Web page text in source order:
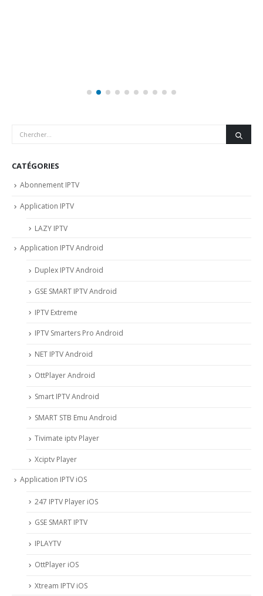
CATÉGORIES
Abonnement IPTV
Application IPTV
LAZY IPTV
Application IPTV Android
Duplex IPTV Android
GSE SMART IPTV Android
IPTV Extreme
IPTV Smarters Pro Android
NET IPTV Android
OttPlayer Android
Smart IPTV Android
SMART STB Emu Android
Tivimate iptv Player
Xciptv Player
Application IPTV iOS
247 IPTV Player iOS
‎GSE SMART IPTV
IPLAYTV
OttPlayer iOS
Xtream IPTV iOS